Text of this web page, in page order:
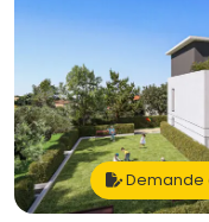
Demande